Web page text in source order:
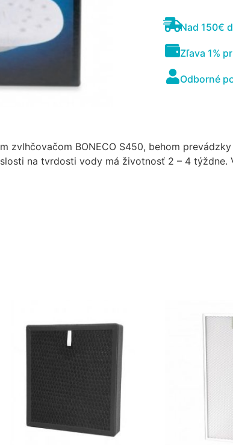
Nad 150€
Zľava 1%
Odborné
zvlhčovačom BONECO S450, behom
na tvrdosti vody má životnosť 2 – 4